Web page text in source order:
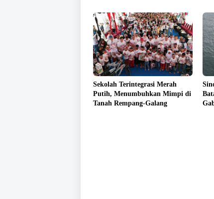
Sekolah Terintegrasi Merah
Putih, Menumbuhkan Mimpi di
Tanah Rempang-Galang